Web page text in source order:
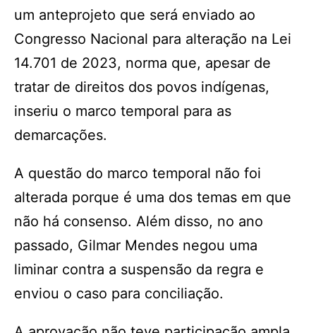
um anteprojeto que será enviado ao
Congresso Nacional para alteração na Lei
14.701 de 2023, norma que, apesar de
tratar de direitos dos povos indígenas,
inseriu o marco temporal para as
demarcações.
A questão do marco temporal não foi
alterada porque é uma dos temas em que
não há consenso. Além disso, no ano
passado, Gilmar Mendes negou uma
liminar contra a suspensão da regra e
enviou o caso para conciliação.